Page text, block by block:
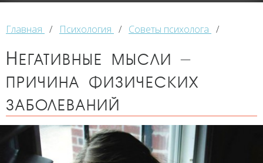
Главная / Психология / Советы психолога /
Негативные мысли –
причина физических
заболеваний